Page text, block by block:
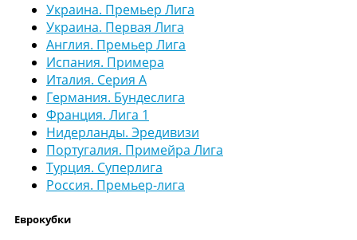
Украина. Премьер Лига
Украина. Первая Лига
Англия. Премьер Лига
Испания. Примера
Италия. Серия А
Германия. Бундеслига
Франция. Лига 1
Нидерланды. Эредивизи
Португалия. Примейра Лига
Турция. Суперлига
Россия. Премьер-лига
Еврокубки